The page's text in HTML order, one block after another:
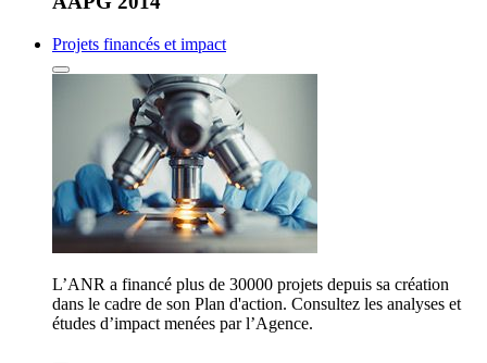
Projets financés et impact
L’ANR a financé plus de 30000 projets depuis sa création
dans le cadre de son Plan d'action. Consultez les analyses et
études d’impact menées par l’Agence.